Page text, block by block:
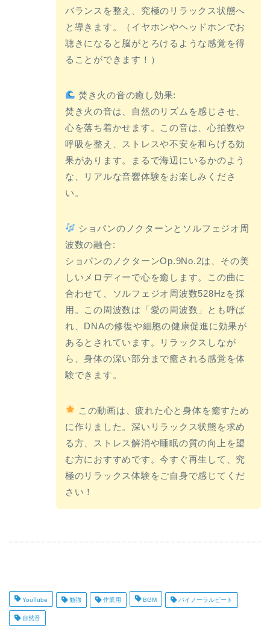
バランスを整え、究極のリラックス状態へ
と導きます。（イヤホンやヘッドホンでお
聴きになると脳がとろけるような感覚を得
ることができます！）
焚き火の音の癒し効果:
焚き火の音は、自然のリズムを感じさせ、
心を落ち着かせます。この音は、心拍数や
呼吸を整え、ストレスや不安を和らげる効
果があります。まるで海辺にいるかのよう
な、リアルな音響体験をお楽しみくださ
い。
ショパンのノクターンとソルフェジオ周
波数の融合:
ショパンのノクターンOp.9No.2は、その美
しいメロディーで心を癒します。この曲に
合わせて、ソルフェジオ周波数528Hzを採
用。この周波数は「愛の周波数」とも呼ば
れ、DNAの修復や細胞の健康促進に効果が
あるとされています。リラックスしなが
ら、身体の深い部分まで癒される感覚を体
験できます。
この動画は、疲れた心と身体を癒すため
に作りました。深いリラックス状態を求め
る方、ストレス解消や睡眠の質の向上を望
む方におすすめです。今すぐ再生して、究
極のリラックス体験をご自身で感じてくだ
さい！
YouTube 勉強 作業用 BGM バイノーラルビート
自然音